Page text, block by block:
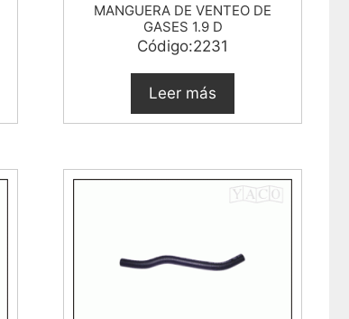
MANGUERA DE VENTEO DE
GASES 1.9 D
Código:2231
Leer más